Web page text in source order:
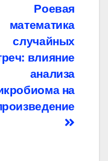
Роевая
математика
случайных
влияние
анализа
на